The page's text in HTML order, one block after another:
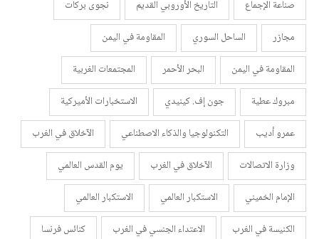
صناعة الإجماع
التاريخ الأوروبي القديم
نجوى بركات
مجازر
الساحل السوري
المقاومة في اليمن
المقاومة في اليمن
البحر الأحمر
المجتمعات الغربية
مبروك عطية
جون إف. كينيدي
الاستخبارات الأميركية
عمرو أديب
التكنولوجيا والذكاء الاصطناعي
الآخلاق في الغرب
وزارة الاتصالات
الآخلاق في الغرب
يوم القدس العالمي
الإمام الخميني
الاستكبار العالمي
الاستكبار العالمي
الكنيسة في الغرب
الاعتداء الجنسي في الغرب
كنائس فرنسا